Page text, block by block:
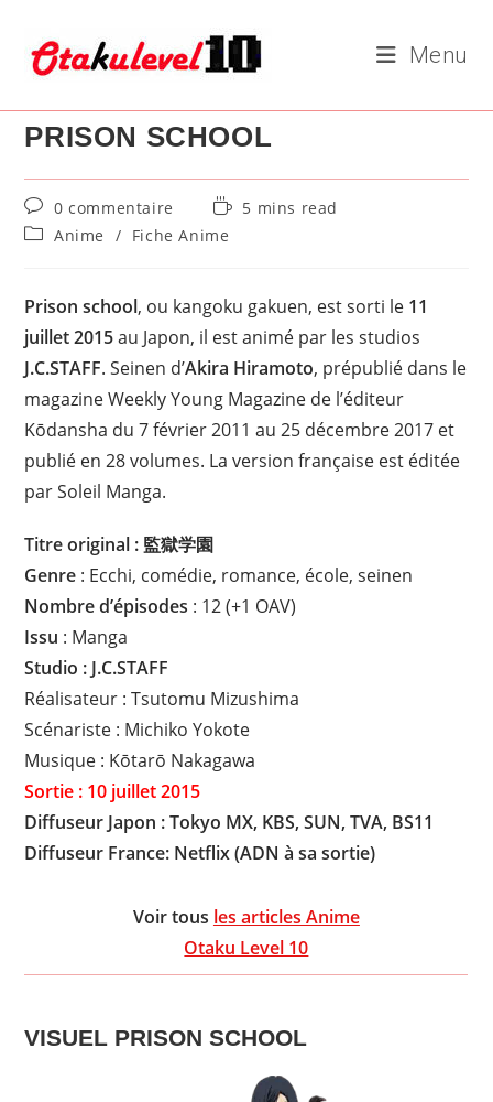
content
Menu
PRISON SCHOOL
Commentaires
de
la
0 commentaire
Temps
lecture :
5 mins read
PostAnime / Fiche Anime
Prison school, ou kangoku gakuen, est sorti le 11
juillet 2015au Japon, il est animé par les studios
J.C.STAFF. Seinen d’Akira Hiramoto, prépublié dans le
magazine Weekly Young Magazine de l’éditeur
Kōdansha du 7 février 2011 au 25 décembre 2017 et
publié en 28 volumes. La version française est éditée
par Soleil Manga.
Titre original : 監獄学園
Genre : Ecchi, comédie, romance, école, seinen
Nombre d’épisodes : 12 (+1 OAV)
Issu : Manga
Studio : J.C.STAFF
Réalisateur : Tsutomu Mizushima
Scénariste : Michiko Yokote
Musique : Kōtarō Nakagawa
Sortie : 10 juillet 2015
Diffuseur Japon : Tokyo MX, KBS, SUN, TVA, BS11
Diffuseur France: Netflix (ADN à sa sortie)
Voir tous les articles Anime
Otaku Level 10
VISUEL PRISON SCHOOL